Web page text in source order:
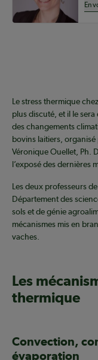
En
Le stress thermique
plus discuté, et il le
des changements
bovins laitiers, organisé
Véronique Ouellet, Ph.
l’exposé des dernières
Les deux professeurs
Département des
sols et de génie
mécanismes mis en
vaches.
Les
thermique
Convection,
évaporation